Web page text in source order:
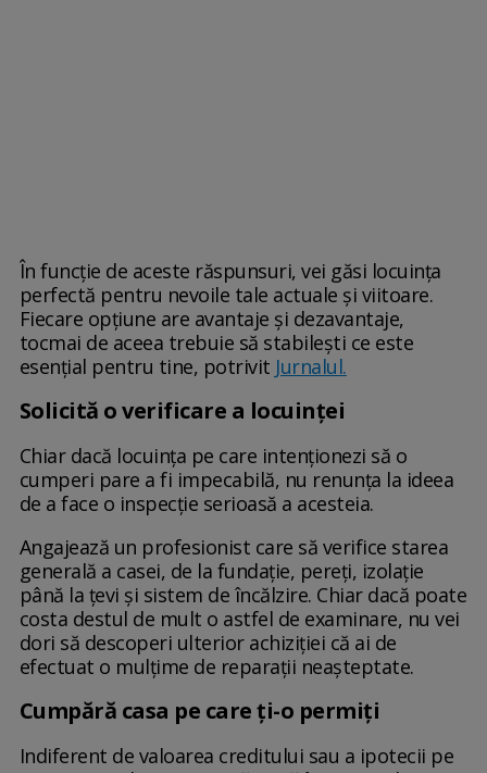
În funcție de aceste răspunsuri, vei găsi locuința
perfectă pentru nevoile tale actuale și viitoare.
Fiecare opțiune are avantaje și dezavantaje,
tocmai de aceea trebuie să stabilești ce este
esențial pentru tine, potrivit Jurnalul.
Solicită o verificare a locuinței
Chiar dacă locuința pe care intenționezi să o
cumperi pare a fi impecabilă, nu renunța la ideea
de a face o inspecție serioasă a acesteia.
Angajează un profesionist care să verifice starea
generală a casei, de la fundație, pereți, izolație
până la țevi și sistem de încălzire. Chiar dacă poate
costa destul de mult o astfel de examinare, nu vei
dori să descoperi ulterior achiziției că ai de
efectuat o mulțime de reparații neașteptate.
Cumpără casa pe care ți-o permiți
Indiferent de valoarea creditului sau a ipotecii pe